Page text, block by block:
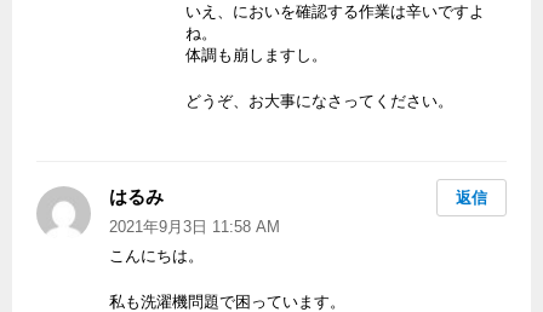
いえ、においを確認する作業は辛いですよ
ね。
体調も崩しますし。
どうぞ、お大事になさってください。
はるみ
り:
2021年9月3日 11:58 AM
こんにちは。
私も洗濯機問題で困っています。
返信